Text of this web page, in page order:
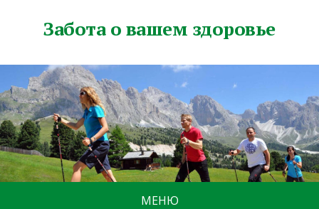
Забота о вашем здоровье
МЕНЮ